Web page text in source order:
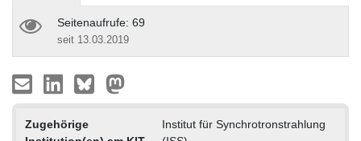
Seitenaufrufe: 69
seit 13.03.2019
Zugehörige
Institut für Synchrotronstrahlung